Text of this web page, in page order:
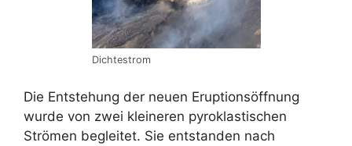
Dichtestrom
Die Entstehung der neuen Eruptionsöffnung
wurde von zwei kleineren pyroklastischen
Strömen begleitet. Sie entstanden nach